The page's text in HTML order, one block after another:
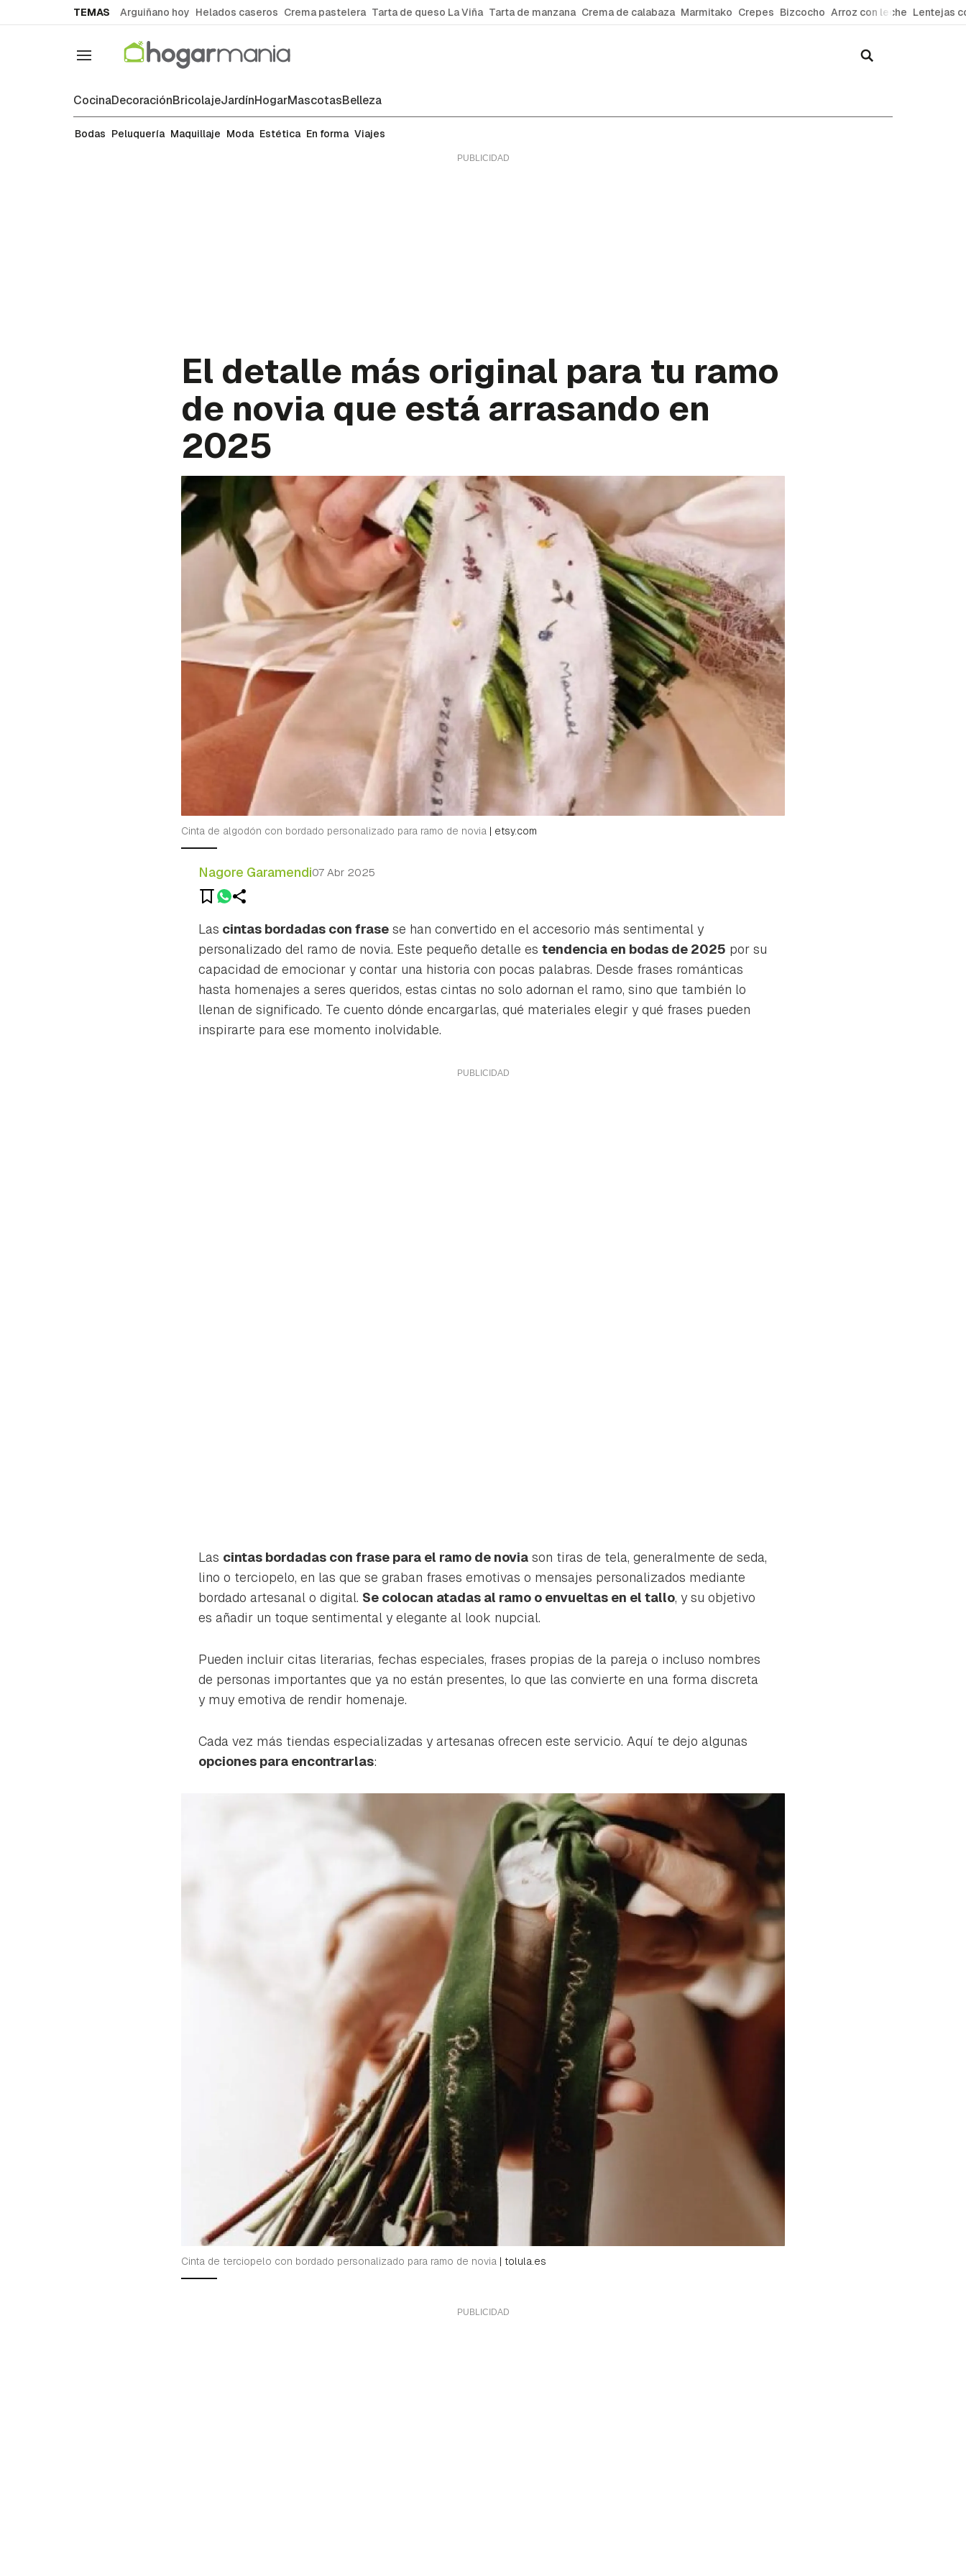
TEMAS Arguiñano hoy Helados caseros Crema pastelera Tarta de queso La Viña Tarta de manzana Crema de calabaza Marmitako Crepes Bizcocho Arroz con leche Lentejas
Navegación
CocinaDecoraciónBricolajeJardínHogarMascotasBelleza
Bodas
Bodas Peluquería Maquillaje Moda Estética En forma Viajes
El detalle más original para tu ramo
de novia que está arrasando en
2025
Cinta de algodón con bordado personalizado para ramo de novia | etsy.com
Nagore Garamendi07 Abr 2025
Guardar como favorito
Para poder guardar como favorito, primero has de iniciar sesión con tu
cuenta de Hogarmanía.
Las cintas bordadas con frase se han convertido en el accesorio más sentimental y
personalizado del ramo de novia. Este pequeño detalle es tendencia en bodas de 2025 por su
capacidad de emocionar y contar una historia con pocas palabras. Desde frases románticas
hasta homenajes a seres queridos, estas cintas no solo adornan el ramo, sino que también lo
llenan de significado. Te cuento dónde encargarlas, qué materiales elegir y qué frases pueden
inspirarte para ese momento inolvidable.
Las cintas bordadas con frase para el ramo de novia son tiras de tela, generalmente de seda,
lino o terciopelo, en las que se graban frases emotivas o mensajes personalizados mediante
bordado artesanal o digital. Se colocan atadas al ramo o envueltas en el tallo, y su objetivo
es añadir un toque sentimental y elegante al look nupcial.
Pueden incluir citas literarias, fechas especiales, frases propias de la pareja o incluso nombres
de personas importantes que ya no están presentes, lo que las convierte en una forma discreta
y muy emotiva de rendir homenaje.
Cada vez más tiendas especializadas y artesanas ofrecen este servicio. Aquí te dejo algunas
opciones para encontrarlas:
Cinta de terciopelo con bordado personalizado para ramo de novia | tolula.es
Contenido enviado
Gracias por suscribirte a nuestro boletín.